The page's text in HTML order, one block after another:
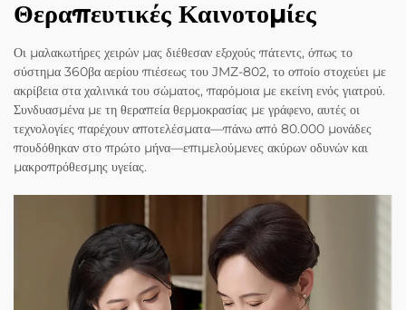
Θεραπευτικές Καινοτομίες
Οι μαλακωτήρες χειρών μας διέθεσαν εξοχούς πάτεντς, όπως το
σύστημα 360βα αερίου πιέσεως του JMZ-802, το οποίο στοχεύει με
ακρίβεια στα χαλινικά του σώματος, παρόμοια με εκείνη ενός γιατρού.
Συνδυασμένα με τη θεραπεία θερμοκρασίας με γράφενο, αυτές οι
τεχνολογίες παρέχουν αποτελέσματα—πάνω από 80.000 μονάδες
πουδόθηκαν στο πρώτο μήνα—επιμελούμενες ακύρων οδυνών και
μακροπρόθεσμης υγείας.